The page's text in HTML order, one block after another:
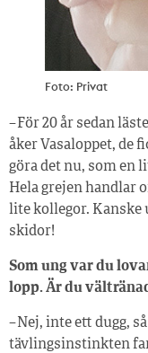
Foto: Privat
– För 20 år sedan
åker Vasaloppet, de
göra det nu, som en
Hela grejen handlar
lite kollegor. Kanske
skidor!
Som ung var du
lopp. Är du
– Nej, inte ett dugg,
tävlingsinstinkten